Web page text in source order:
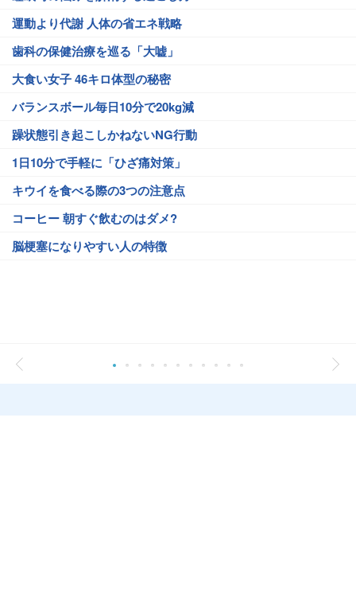
運動より代謝 人体の省エネ戦略
歯科の保健治療を巡る「大嘘」
大食い女子 46キロ体型の秘密
バランスボール毎日10分で20kg減
躁状態引き起こしかねないNG行動
1日10分で手軽に「ひざ痛対策」
キウイを食べる際の3つの注意点
コーヒー 朝すぐ飲むのはダメ?
脳梗塞になりやすい人の特徴